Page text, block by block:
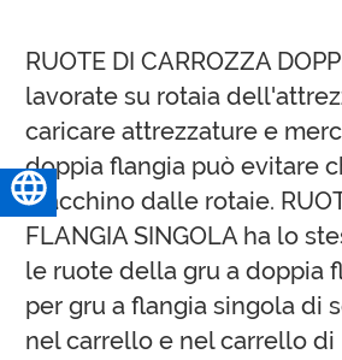
RUOTE DI CARROZZA
lavorate su rotaia
caricare attrezzature e
doppia flangia può evitare
stacchino dalle rotaie.
FLANGIA SINGOLA ha lo
le ruote della gru a doppia
per gru a flangia singola di
nel carrello e nel carrello di
Italiano